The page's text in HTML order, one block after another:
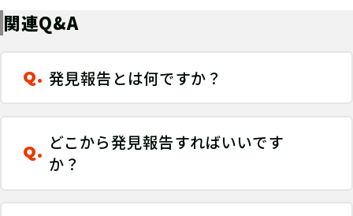
関連Q&A
Q. 発見報告とは何ですか？
Q. どこから発見報告すればいいです
か？